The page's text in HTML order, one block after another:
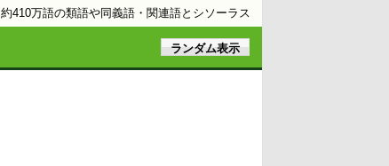
約410万語の類語や同義語・関連語とシソーラス